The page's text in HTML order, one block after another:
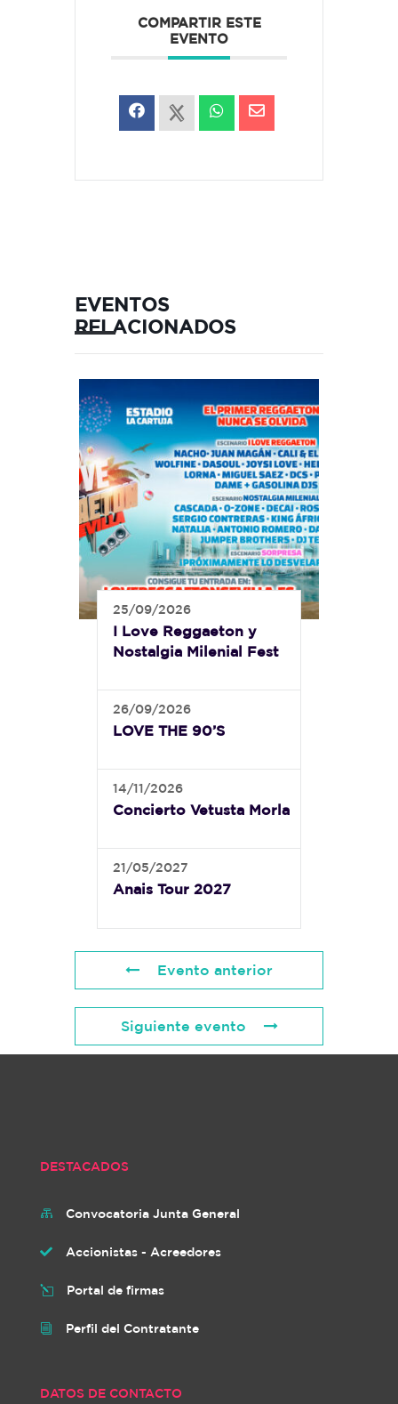
COMPARTIR ESTE
EVENTO
EVENTOS
RELACIONADOS
25/09/2026
I Love Reggaeton y
Nostalgia Milenial Fest
26/09/2026
LOVE THE 90’S
14/11/2026
Concierto Vetusta Morla
21/05/2027
Anais Tour 2027
Evento anterior
Siguiente evento
DESTACADOS
 Convocatoria Junta General
 Accionistas - Acreedores
l Portal de firmas
i Perfil del Contratante
DATOS DE CONTACTO